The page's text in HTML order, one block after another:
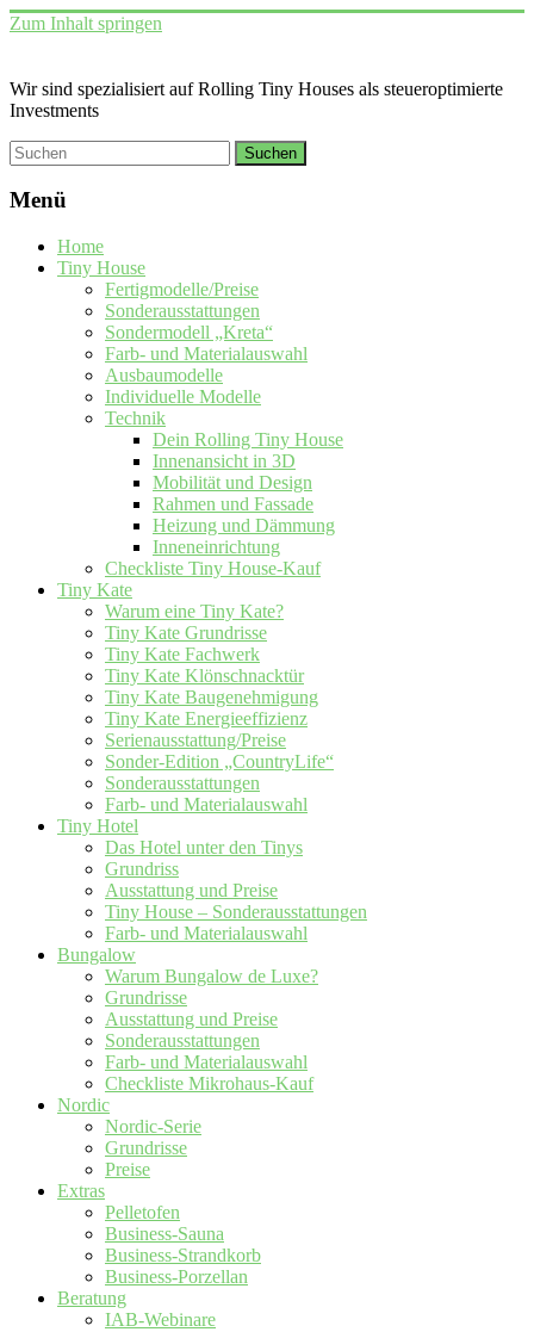
Zum Inhalt springen
Wir sind spezialisiert auf Rolling Tiny Houses als steueroptimierte
Investments
Menü
Home
Tiny House
Fertigmodelle/Preise
Sonderausstattungen
Sondermodell „Kreta“
Farb- und Materialauswahl
Ausbaumodelle
Individuelle Modelle
Technik
Dein Rolling Tiny House
Innenansicht in 3D
Mobilität und Design
Rahmen und Fassade
Heizung und Dämmung
Inneneinrichtung
Checkliste Tiny House-Kauf
Tiny Kate
Warum eine Tiny Kate?
Tiny Kate Grundrisse
Tiny Kate Fachwerk
Tiny Kate Klönschnacktür
Tiny Kate Baugenehmigung
Tiny Kate Energieeffizienz
Serienausstattung/Preise
Sonder-Edition „CountryLife“
Sonderausstattungen
Farb- und Materialauswahl
Tiny Hotel
Das Hotel unter den Tinys
Grundriss
Ausstattung und Preise
Tiny House – Sonderausstattungen
Farb- und Materialauswahl
Bungalow
Warum Bungalow de Luxe?
Grundrisse
Ausstattung und Preise
Sonderausstattungen
Farb- und Materialauswahl
Checkliste Mikrohaus-Kauf
Nordic
Nordic-Serie
Grundrisse
Preise
Extras
Pelletofen
Business-Sauna
Business-Strandkorb
Business-Porzellan
Beratung
IAB-Webinare